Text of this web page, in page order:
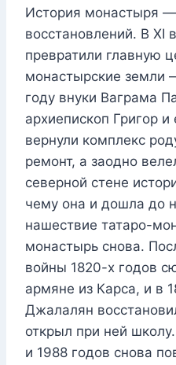
История монастыря
восстановлений. В XI
превратили главную
монастырские земли
году внуки Ваграма
архиепископ Григор
вернули комплекс
ремонт, а заодно
северной стене
чему она и дошла до
нашествие татаро-
монастырь снова.
войны 1820-х годов
армяне из Карса, и в
Джалалян
открыл при ней
и 1988 годов снова